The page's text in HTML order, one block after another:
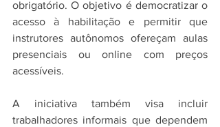
obrigatório. O objetivo é democratizar o
acesso à habilitação e permitir que
instrutores autônomos ofereçam aulas
presenciais ou online com preços
acessíveis.
A iniciativa também visa incluir
trabalhadores informais que dependem